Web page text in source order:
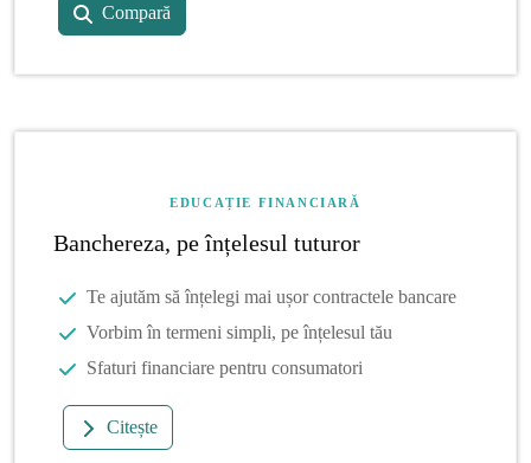
Compară
EDUCAȚIE FINANCIARĂ
Banchereza, pe înțelesul tuturor
Te ajutăm să înțelegi mai ușor contractele bancare
Vorbim în termeni simpli, pe înțelesul tău
Sfaturi financiare pentru consumatori
Citește